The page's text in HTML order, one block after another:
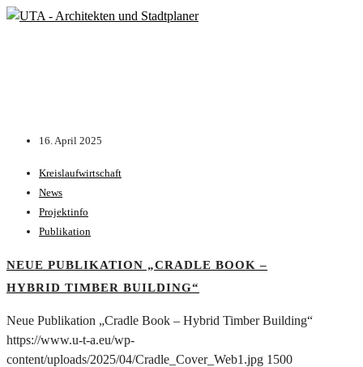
16. April 2025
Kreislaufwirtschaft
News
Projektinfo
Publikation
NEUE PUBLIKATION „CRADLE BOOK –
HYBRID TIMBER BUILDING“
Neue Publikation „Cradle Book – Hybrid Timber Building“
https://www.u-t-a.eu/wp-
content/uploads/2025/04/Cradle_Cover_Web1.jpg 1500